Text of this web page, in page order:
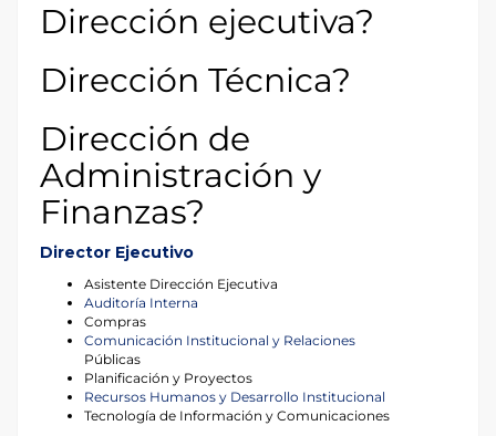
Dirección ejecutiva?
Dirección Técnica?
Dirección de
Administración y
Finanzas?
Director Ejecutivo
Asistente Dirección Ejecutiva
Auditoría Interna
Compras
Comunicación Institucional y Relaciones
Públicas
Planificación y Proyectos
Recursos Humanos y Desarrollo Institucional
Tecnología de Información y Comunicaciones